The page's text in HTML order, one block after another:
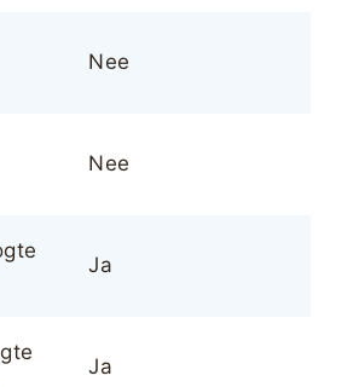
Nee
Nee
Ja
Ja